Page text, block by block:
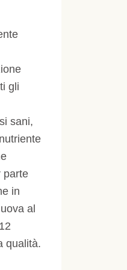
gli
sani,
parte
in
al
qualità.